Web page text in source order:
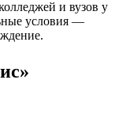
и вузов у
условия —